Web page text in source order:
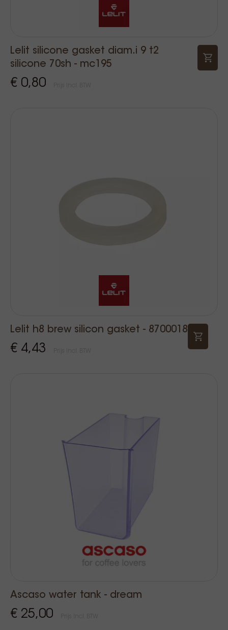
Lelit silicone gasket diam.i 9 t2
silicone 70sh - mc195
€ 0,80
Lelit h8 brew silicon gasket - 8700018
€ 4,43
Ascaso water tank - dream
€ 25,00